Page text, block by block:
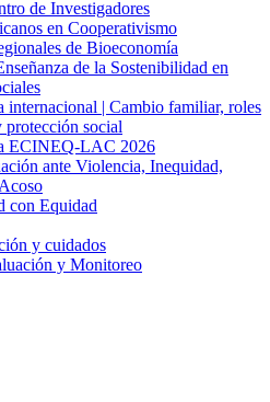
de Investigadores
en Cooperativismo
de Bioeconomía
de la Sostenibilidad en
internacional | Cambio familiar, roles
protección social
ECINEQ-LAC 2026
ante Violencia, Inequidad,
con Equidad
y cuidados
y Monitoreo